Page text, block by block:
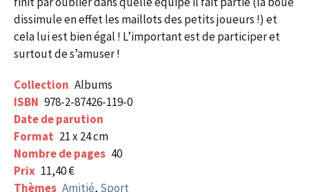
dissimule en effet les maillots des petits joueurs !) et
cela lui est bien égal ! L’important est de participer et
surtout de s’amuser !
Collection Albums
ISBN 978-2-87426-119-0
Date de parution
Format 21 x 24 cm
Nombre de pages 40
Prix 11,40 €
Thèmes Amitié, Sport